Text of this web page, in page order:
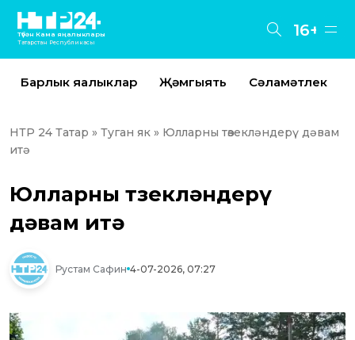
Түбән Кама яңалыклары
Татарстан Республикасы
16+
Барлык яңалыклар Җәмгыять Сәламәтлек
НТР 24 Татар » Туган як » Юлларны төзекләндерү дәвам
итә
Юлларны төзекләндерү
дәвам итә
Рустам Сафин 4-07-2026, 07:27